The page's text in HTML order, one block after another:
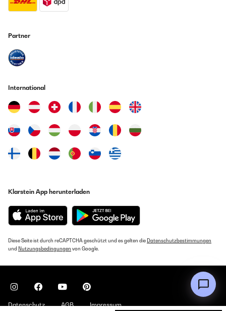
Partner
International
Klarstein App herunterladen
Diese Seite ist durch reCAPTCHA geschützt und es gelten die Datenschutzbestimmungen
und Nutzungsbedingungen von Google.
Datenschutz AGB Impressum